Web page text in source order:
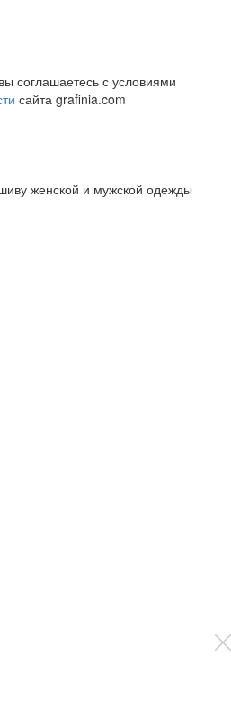
соглашаетесь с условиями
сайта grafinia.com
женской и мужской одежды